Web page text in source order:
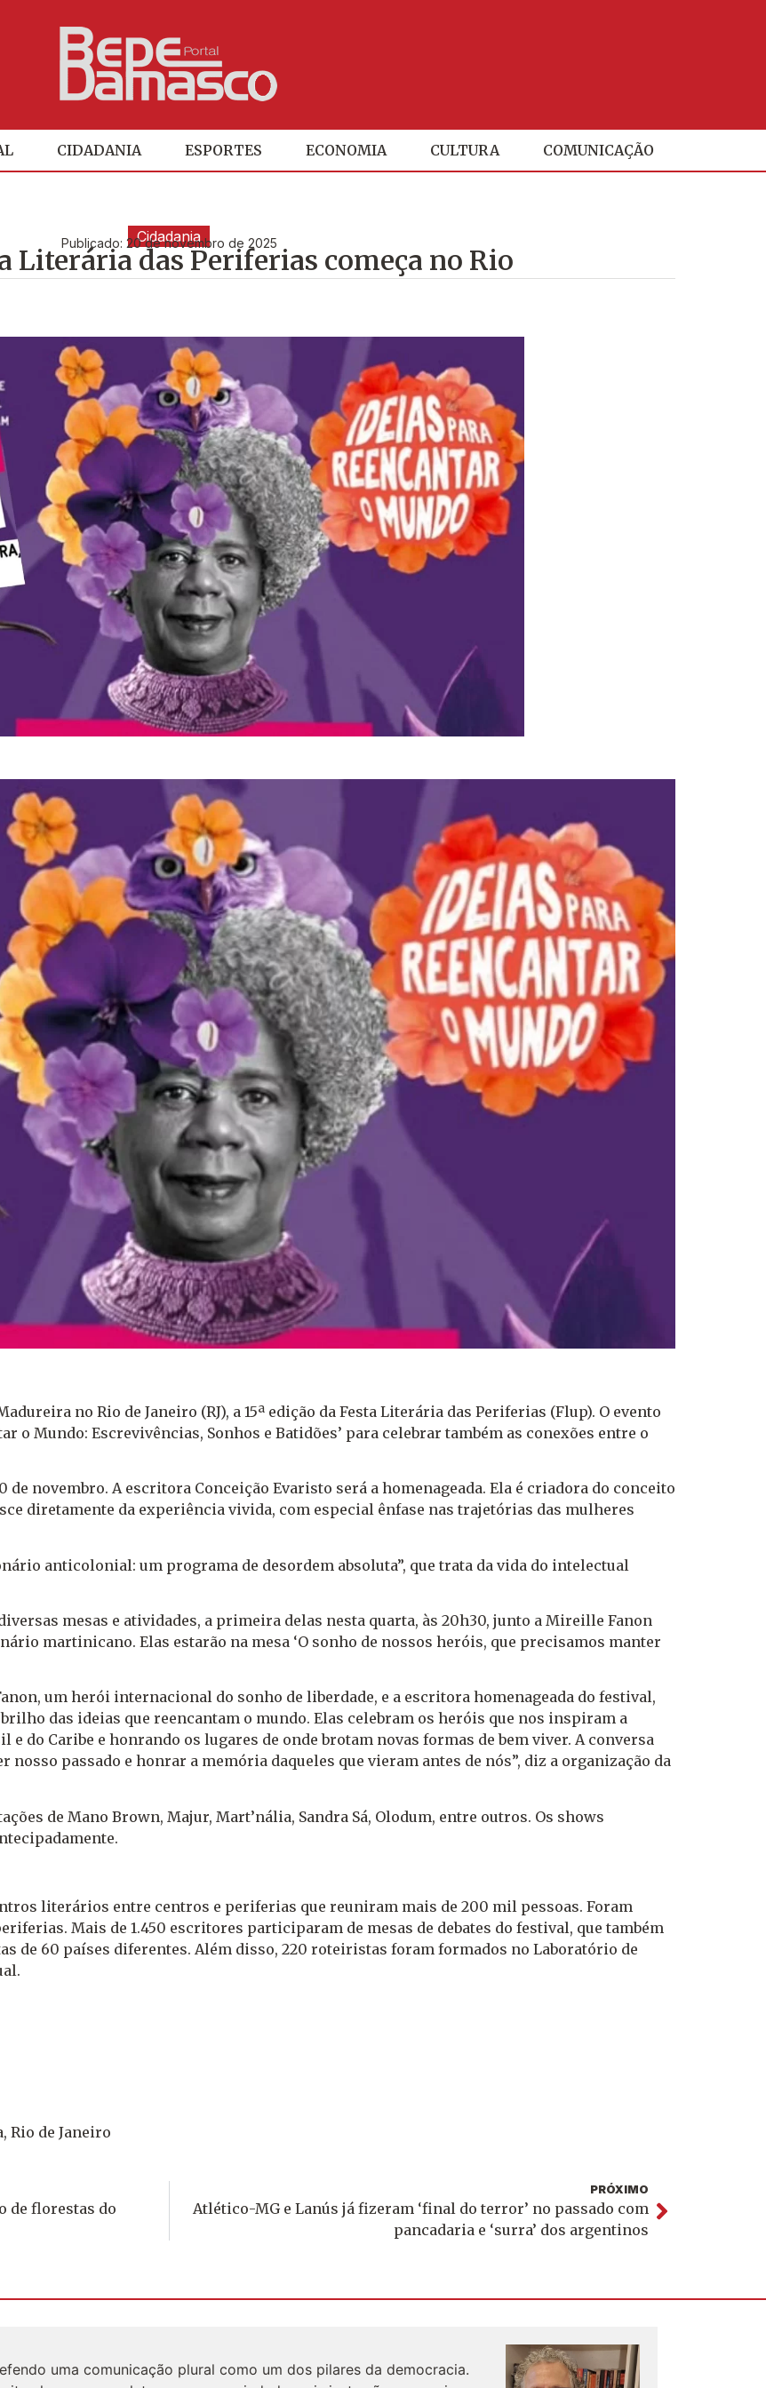
CIDADANIA ESPORTES ECONOMIA CULTURA COMUNICAÇÃO
Cidadania
Publicado: 20 de novembro de 2025
Literária das Periferias começa no Rio
no Rio de Janeiro (RJ), a 15ª edição da Festa Literária das Periferias (Flup). O evento
o Mundo: Escrevivências, Sonhos e Batidões’ para celebrar também as conexões entre o
de novembro. A escritora Conceição Evaristo será a homenageada. Ela é criadora do conceito
diretamente da experiência vivida, com especial ênfase nas trajetórias das mulheres
anticolonial: um programa de desordem absoluta”, que trata da vida do intelectual
mesas e atividades, a primeira delas nesta quarta, às 20h30, junto a Mireille Fanon
martinicano. Elas estarão na mesa ‘O sonho de nossos heróis, que precisamos manter
um herói internacional do sonho de liberdade, e a escritora homenageada do festival,
das ideias que reencantam o mundo. Elas celebram os heróis que nos inspiram a
do Caribe e honrando os lugares de onde brotam novas formas de bem viver. A conversa
passado e honrar a memória daqueles que vieram antes de nós”, diz a organização da
de Mano Brown, Majur, Mart’nália, Sandra Sá, Olodum, entre outros. Os shows
literários entre centros e periferias que reuniram mais de 200 mil pessoas. Foram
Mais de 1.450 escritores participaram de mesas de debates do festival, que também
de 60 países diferentes. Além disso, 220 roteiristas foram formados no Laboratório de
Rio de Janeiro
de florestas do
PRÓXIMO
Atlético-MG e Lanús já fizeram ‘final do terror’ no passado com
pancadaria e ‘surra’ dos argentinos
uma comunicação plural como um dos pilares da democracia.